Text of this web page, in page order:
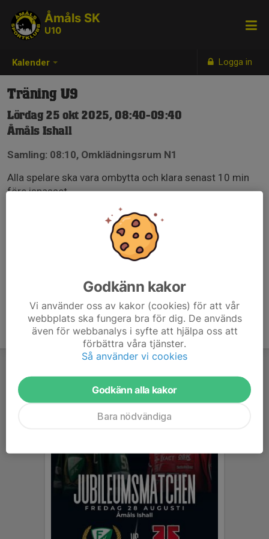
Kalender Logga in
Åmåls SK
U10
Träning U9
Lördag 25 okt 2025, 08:40-09:40
Åmåls Ishall
Samling: 08:10, Omklädningsrum N1
Alla spelare ska vara ombytta och klara senast 10 min
före ispasset.
OBS! Omklädningsrum N1.
Ingången ligger på baksidan av ishallen, mot
Godkänn kakor
Vi använder oss av kakor (cookies) för att vår
webbplats ska fungera bra för dig. De används
även för webbanalys i syfte att hjälpa oss att
förbättra våra tjänster.
Så använder vi cookies
Godkänn alla kakor
Bara nödvändiga